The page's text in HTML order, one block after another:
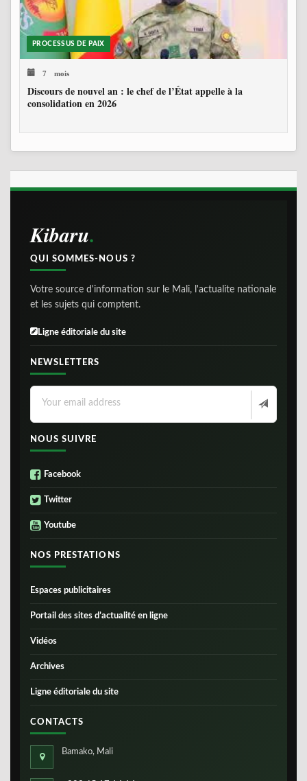
PROCESSUS DE PAIX
7 mois
Discours de nouvel an : le chef de l’État appelle à la
consolidation en 2026
Kibaru
QUI SOMMES-NOUS ?
Votre source d'information sur le Mali, l'actualite nationale
et les sujets qui comptent.
Ligne éditoriale du site
NEWSLETTERS
NOUS SUIVRE
Facebook
Twitter
Youtube
NOS PRESTATIONS
Espaces publicitaires
Portail des sites d’actualité en ligne
Vidéos
Archives
Ligne éditoriale du site
CONTACTS
Bamako, Mali